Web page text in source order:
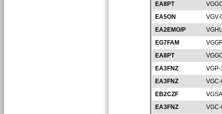
EA8PT
EA5ON
VGV-
EA2EMO/P
EG7FAM
EA8PT
EA3FNZ
EA3FNZ
EB2CZF
EA3FNZ